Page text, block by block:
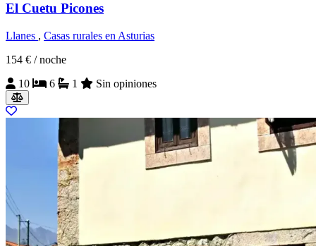
El Cuetu Picones
Llanes , Casas rurales en Asturias
154 € / noche
10
6 1 Sin opiniones